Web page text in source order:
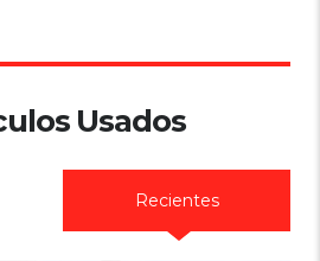
Usados
Recientes